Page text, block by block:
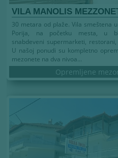
VILA MANOLIS
30 metara od plaže. Vila smeštena
Porija, na početku mesta, u
snabdeveni supermarketi,
U našoj ponudi su kompletno
mezonete na dva nivoa...
Opremljene